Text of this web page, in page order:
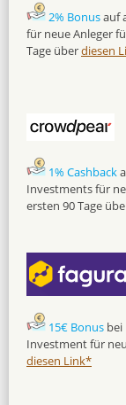
2% Bonusauf
für neue Anleger
Tage überdiesen
1% Cashback
Investments für
ersten 90 Tage
15€ Bonus bei
Investment für
diesen Link*